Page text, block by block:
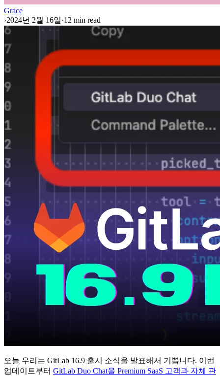
Grace
·2024년 2월 16일·12 min read
오늘 우리는 GitLab 16.9 출시 소식을 발표해서 기쁩니다. 이번
업데이트부터 GitLab Duo Chat을 Premium SaaS 고객과 자체 관